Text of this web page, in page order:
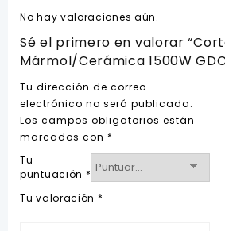
No hay valoraciones aún.
Sé el primero en valorar
Mármol/Cerámica 1500W
Tu dirección de correo
electrónico no será publicada.
Los campos obligatorios están
marcados con *
Tu
puntuación *
Tu valoración *